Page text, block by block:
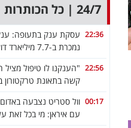
24/7 | כל הכותרות
22:36 עסקת ענק בתעופה:
נמכרת ב-7.7 מיליארד דולר
22:56
קשה בתאונת טרקטורון
00:17 וול סטריט נצבעה
עם איראן: מי בכל זאת